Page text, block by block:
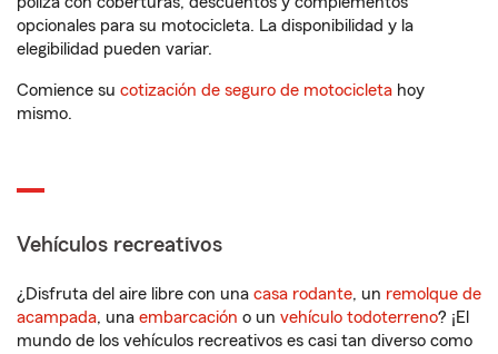
opcionales para su motocicleta. La disponibilidad y la
elegibilidad pueden variar.
Comience su cotización de seguro de motocicleta hoy
mismo.
Vehículos recreativos
¿Disfruta del aire libre con una casa rodante, un remolque de
acampada, una embarcación o un vehículo todoterreno? ¡El
mundo de los vehículos recreativos es casi tan diverso como